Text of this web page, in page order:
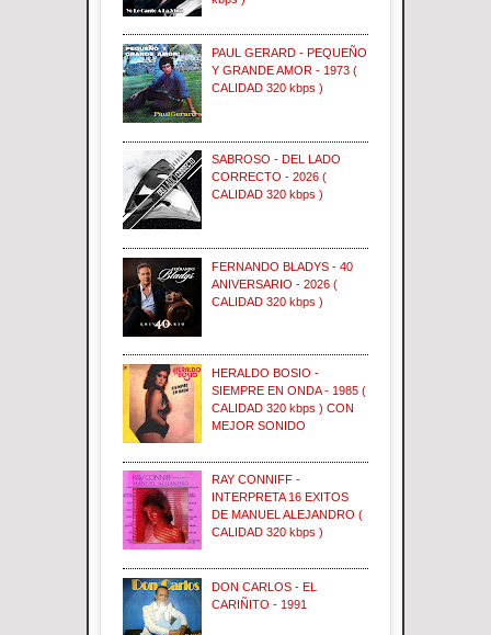
PAUL GERARD - PEQUEÑO
Y GRANDE AMOR - 1973 (
CALIDAD 320 kbps )
SABROSO - DEL LADO
CORRECTO - 2026 (
CALIDAD 320 kbps )
FERNANDO BLADYS - 40
ANIVERSARIO - 2026 (
CALIDAD 320 kbps )
HERALDO BOSIO -
SIEMPRE EN ONDA - 1985 (
CALIDAD 320 kbps ) CON
MEJOR SONIDO
RAY CONNIFF -
INTERPRETA 16 EXITOS
DE MANUEL ALEJANDRO (
CALIDAD 320 kbps )
DON CARLOS - EL
CARIÑITO - 1991